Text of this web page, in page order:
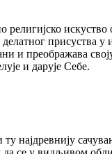
искуство
присуства у
и преображава
и дарује Себе.